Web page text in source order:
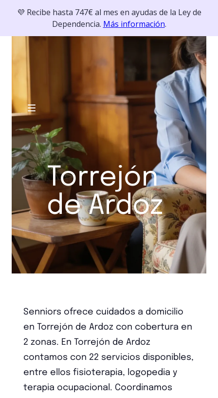
💜 Recibe hasta 747€ al mes en ayudas de la Ley de
Dependencia. Más información.
Torrejón
de Ardoz
Senniors ofrece cuidados a domicilio
en Torrejón de Ardoz con cobertura en
2 zonas. En Torrejón de Ardoz
contamos con 22 servicios disponibles,
entre ellos fisioterapia, logopedia y
terapia ocupacional. Coordinamos